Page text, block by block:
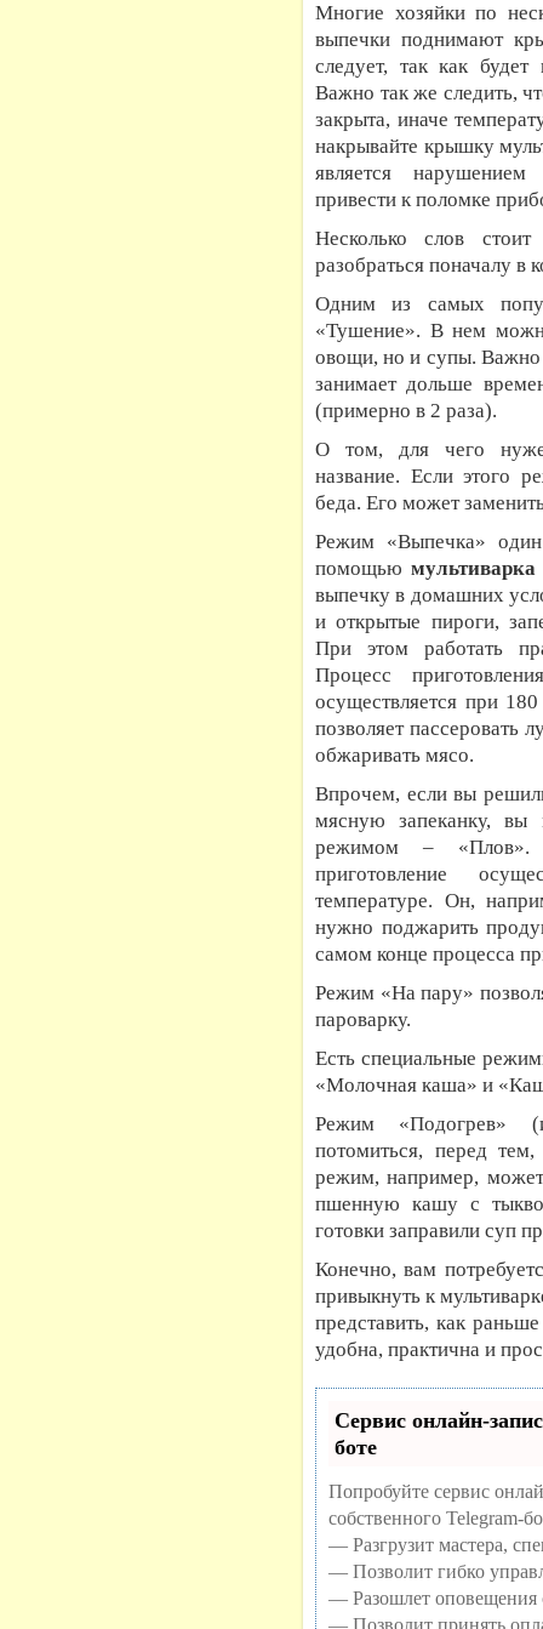
Многие хозяйки по
выпечки поднимают
следует, так как будет
Важно так же следить,
закрыта, иначе
накрывайте крышку
является
привести к поломке
Несколько слов
разобраться поначалу в
Одним из самых
«Тушение». В нем
овощи, но и супы.
занимает дольше
(примерно в 2 раза).
О том, для чего
название. Если этого
беда. Его может
Режим «Выпечка»
помощьюмультиварка
выпечку в домашних
и открытые пироги,
При этом работать
Процесс
осуществляется при
позволяет пассеровать
обжаривать мясо.
Впрочем, если вы
мясную запеканку, вы
режимом – «Плов».
приготовление
температуре. Он,
нужно поджарить
самом конце процесса
Режим «На пару»
пароварку.
Есть специальные
«Молочная каша» и
Режим «Подогрев»
потомиться, перед
режим, например, может
пшенную кашу с
готовки заправили суп
Конечно, вам
привыкнуть к
представить, как
удобна, практична и
Сервис онлайн-
боте
Попробуйте сервис
собственного Telegram-
— Разгрузит мастера,
— Позволит гибко
— Разошлет оповещения